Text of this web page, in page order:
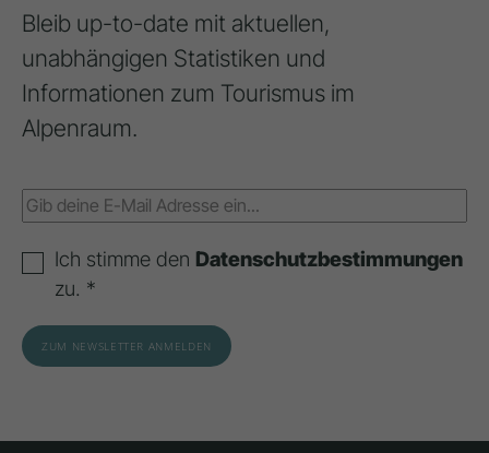
Bleib up-to-date mit aktuellen,
unabhängigen Statistiken und
Informationen zum Tourismus im
Alpenraum.
Ich stimme den Datenschutzbestimmungen
zu. *